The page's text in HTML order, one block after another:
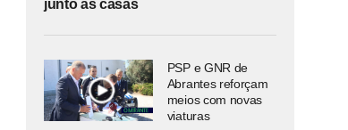
junto às casas
PSP e GNR de
Abrantes reforçam
meios com novas
viaturas